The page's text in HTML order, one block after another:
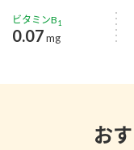
ビタミンB1
0.07mg
お